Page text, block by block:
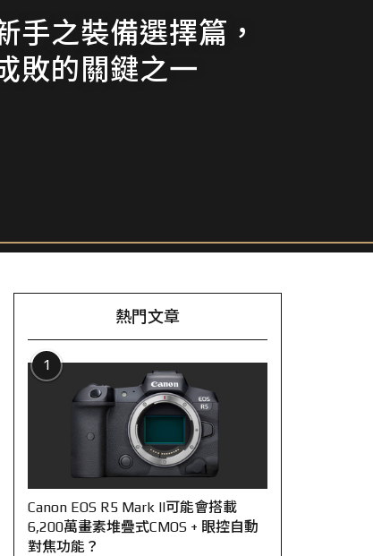
手之裝備選擇篇，
敗的關鍵之一
熱門文章
1
Canon EOS R5 Mark II可能會搭載
6,200萬畫素堆疊式CMOS + 眼控自動
對焦功能？